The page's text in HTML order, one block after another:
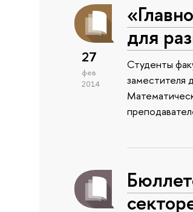
27
фев
2014
для
Студенты
заместителя